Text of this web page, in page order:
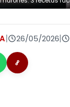
| 26/05/2026|